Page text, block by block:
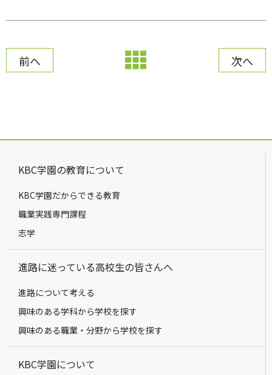
前へ 次へ
KBC学園の教育について
KBC学園だからできる教育
職業実践専門課程
志学
進路に迷っている高校生の皆さんへ
進路について考える
興味のある学科から学校を探す
興味のある職業・分野から学校を探す
KBC学園について